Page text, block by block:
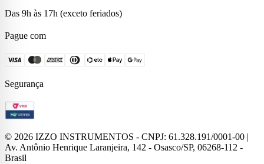
Das 9h às 17h (exceto feriados)
Pague com
Segurança
© 2026 IZZO INSTRUMENTOS - CNPJ: 61.328.191/0001-00 |
Av. Antônio Henrique Laranjeira, 142 - Osasco/SP, 06268-112 -
Brasil